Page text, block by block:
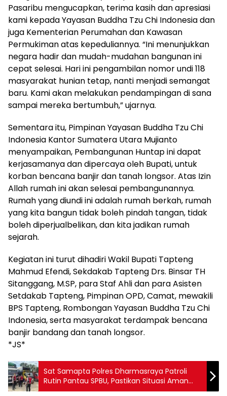
Pasaribu mengucapkan, terima kasih dan apresiasi
kami kepada Yayasan Buddha Tzu Chi Indonesia dan
juga Kementerian Perumahan dan Kawasan
Permukiman atas kepeduliannya. “Ini menunjukkan
negara hadir dan mudah-mudahan bangunan ini
cepat selesai. Hari ini pengambilan nomor undi 118
masyarakat hunian tetap, nanti menjadi semangat
baru. Kami akan melakukan pendampingan di sana
sampai mereka bertumbuh,” ujarnya.
Sementara itu, Pimpinan Yayasan Buddha Tzu Chi
Indonesia Kantor Sumatera Utara Mujianto
menyampaikan, Pembangunan Huntap ini dapat
kerjasamanya dan dipercaya oleh Bupati, untuk
korban bencana banjir dan tanah longsor. Atas Izin
Allah rumah ini akan selesai pembangunannya.
Rumah yang diundi ini adalah rumah berkah, rumah
yang kita bangun tidak boleh pindah tangan, tidak
boleh diperjualbelikan, dan kita jadikan rumah
sejarah.
Kegiatan ini turut dihadiri Wakil Bupati Tapteng
Mahmud Efendi, Sekdakab Tapteng Drs. Binsar TH
Sitanggang, M.SP, para Staf Ahli dan para Asisten
Setdakab Tapteng, Pimpinan OPD, Camat, mewakili
BPS Tapteng, Rombongan Yayasan Buddha Tzu Chi
Indonesia, serta masyarakat terdampak bencana
banjir bandang dan tanah longsor.
*JS*
Sat Samapta Polres Dharmasraya Patroli
Rutin Pantau SPBU, Pastikan Situasi Aman
Pasca Kenaikan BBM